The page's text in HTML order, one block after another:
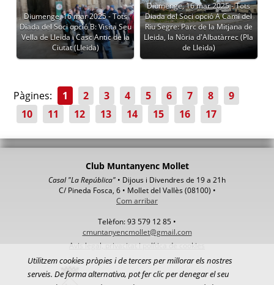
Diumenge, 16 mar 2025 - Tots
Diada del Soci opció B: Visita Seu
Vella de Lleida i Casc Antic de la
Ciutat (Lleida)
Diumenge, 16 mar 2025 - Tots
Diada del Soci opció A Camí del
Riu Segre: Parc de la Mitjana de
Lleida, la Nòria d'Albatàrrec (Pla
de Lleida)
Pàgines: 1 2 3 4 5 6 7 8
9
10
11 12 13 14 15 16 17
Club Muntanyenc Mollet
Casal "La República" • Dijous i Divendres de 19 a 21h
C/ Pineda Fosca, 6 • Mollet del Vallès (08100) •
Com arribar
Telèfon: 93 579 12 85 •
cmuntanyencmollet@gmail.com
Avis legal, privacitat i política de cookies
Utilitzem cookies pròpies i de tercers per millorar els nostres
serveis. De forma alternativa, pot fer clic per denegar el seu